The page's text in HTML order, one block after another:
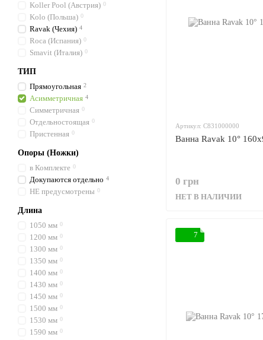
Артикул: C831000000
Ванна Ravak 10°
0 грн
НЕТ В НАЛИЧИИ
7
Koller Pool (Австрия) 0
Kolo (Польша) 0
Ravak (Чехия) 4
Roca (Испания) 0
Smavit (Италия) 0
ТИП
Прямоугольная 2
Асимметричная 4
Симметричная 0
Отдельностоящая 0
Пристенная 0
Опоры (Ножки)
в Комплекте 0
Докупаются отдельно 4
НЕ предусмотрены 0
Длина
1050 мм 0
1200 мм 0
1300 мм 0
1350 мм 0
1400 мм 0
1430 мм 0
1450 мм 0
1500 мм 0
1530 мм 0
1590 мм 0